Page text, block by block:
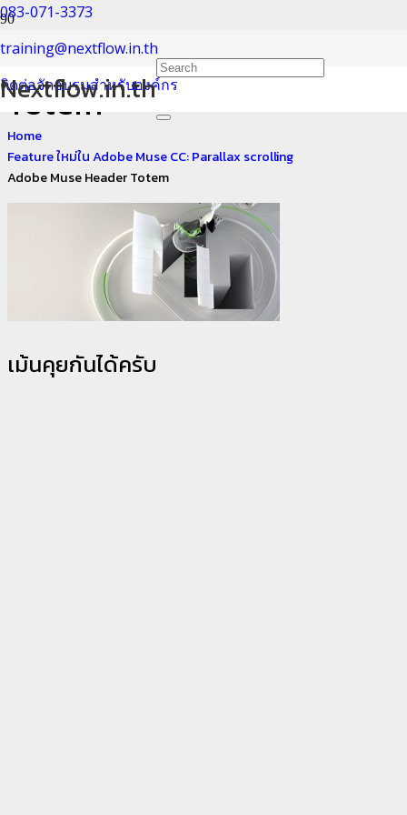
083-071-3373
training@nextflow.in.th
ติดต่อจัดอบรมสำหรับองค์กร
Nextflow.in.th
Adobe Muse Header
Totem
Home
Feature ใหม่ใน Adobe Muse CC: Parallax scrolling
Adobe Muse Header Totem
เม้นคุยกันได้ครับ